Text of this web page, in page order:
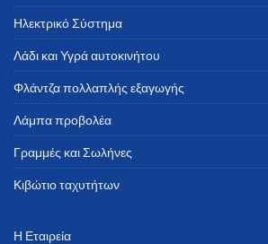
Ηλεκτρικό Σύστημα
Λάδι και Υγρά αυτοκινήτου
Φλάντζα πολλαπλής εξαγωγής
Λάμπα προβολέα
Γραμμές και Σωλήνες
Κιβώτιο ταχυτήτων
Η Εταιρεία